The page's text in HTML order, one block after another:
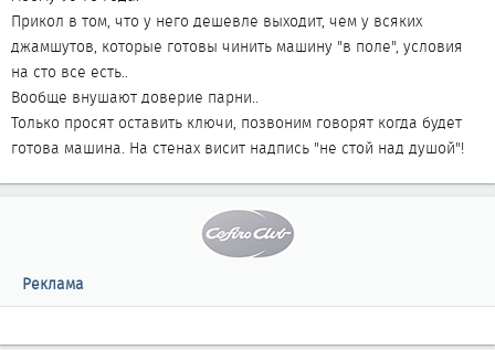
Прикол в том, что у него дешевле выходит, чем у всяких
джамшутов, которые готовы чинить машину "в поле", условия
на сто все есть..
Вообще внушают доверие парни..
Только просят оставить ключи, позвоним говорят когда будет
готова машина. На стенах висит надпись "не стой над душой"!
Реклама